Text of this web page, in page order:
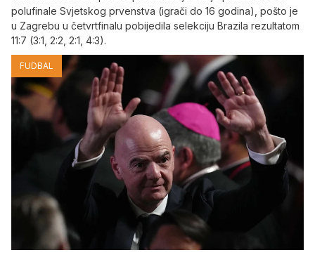
polufinale Svjetskog prvenstva (igrači do 16 godina), pošto je
u Zagrebu u četvrtfinalu pobijedila selekciju Brazila rezultatom
11:7 (3:1, 2:2, 2:1, 4:3).
FUDBAL